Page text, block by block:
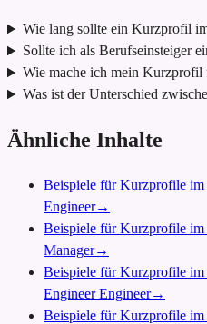
Wie lang sollte ein Kurzprofil
Sollte ich als Berufseinsteiger
Wie mache ich mein Kurzprofil
Was ist der Unterschied
Ähnliche Inhalte
Beispiele für Kurzprofile
Engineer→
Beispiele für Kurzprofile
Manager→
Beispiele für Kurzprofile
Engineer Engineer→
Beispiele für Kurzprofile